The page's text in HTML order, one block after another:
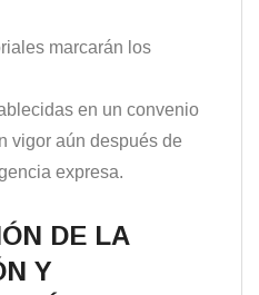
marcarán los
en un convenio
vigor aún después de
expresa.
DE LA
Y